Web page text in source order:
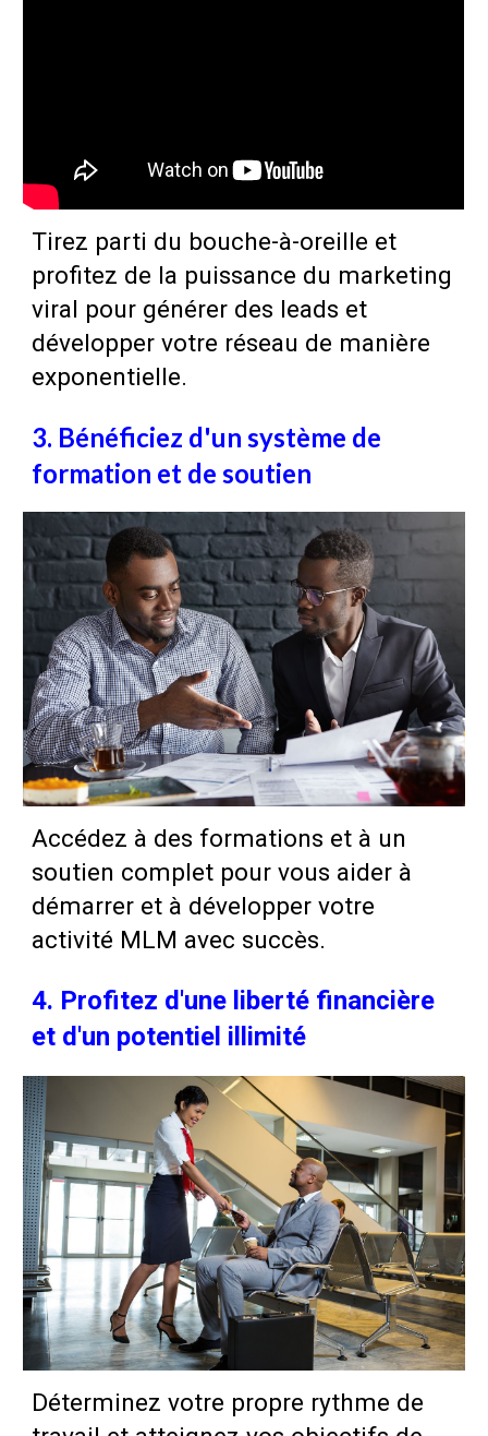
Tirez parti du bouche-à-oreille et
profitez de la puissance du marketing
viral pour générer des leads et
développer votre réseau de manière
exponentielle.
3. Bénéficiez d'un système de
formation et de soutien
Accédez à des formations et à un
soutien complet pour vous aider à
démarrer et à développer votre
activité MLM avec succès.
4. Profitez d'une liberté financière
et d'un potentiel illimité
Déterminez votre propre rythme de